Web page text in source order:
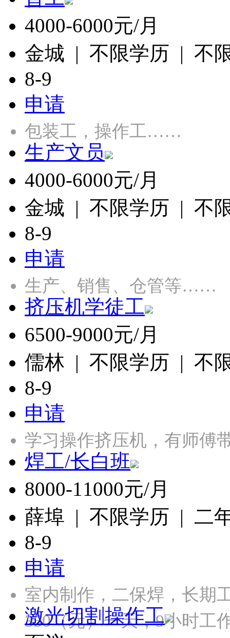
4000-6000元/月
金城 | 不限学历 | 不
8-9
申请
包装工，操作工……
生产文员
4000-6000元/月
金城 | 不限学历 | 不
8-9
申请
生产、销售、仓管等……
挤压机学徒工
6500-9000元/月
儒林 | 不限学历 | 不
8-9
申请
学习操作挤压机，有师
焊工/长白班
8000-11000元/月
薛埠 | 不限学历 | 二
8-9
申请
室内制作，二保焊，长期
350（元）一天，9小时
激光切割操作工